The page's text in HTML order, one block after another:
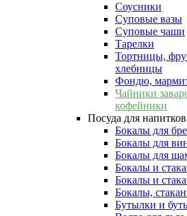
Соусники
Суповые вазы
Суповые чаши
Тарелки
Тортницы,
хлебницы
Фондю,
Чайники
кофейники
Посуда для напитков
Бокалы для
Бокалы для
Бокалы для
Бокалы и
Бокалы и
Бокалы,
Бутылки и